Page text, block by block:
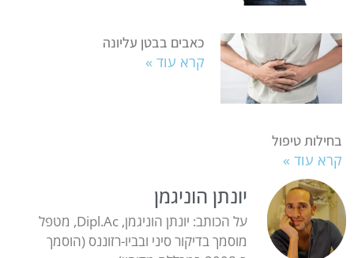
כאבים בבטן עליונה
קרא עוד »
בחילות טיפול
קרא עוד »
יונתן הוניגמן
על הכותב: יונתן הוניגמן, Dipl.Ac, מטפל
מוסמך בדיקור סיני ובביו-רזוננס (הוסמך